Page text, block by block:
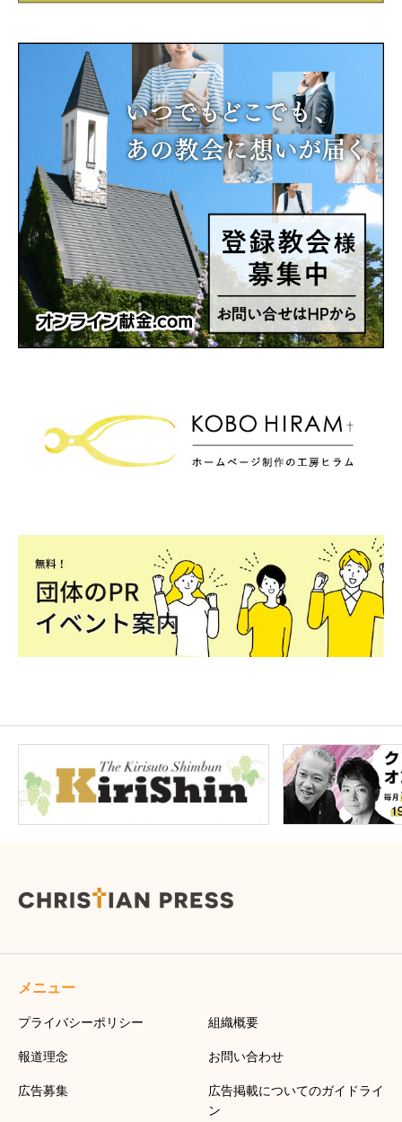
メニュー
プライバシーポリシー 組織概要
報道理念 お問い合わせ
広告募集
広告掲載についてのガイドライ
ン